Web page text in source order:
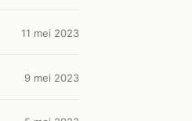
11 mei 2023
9 mei 2023